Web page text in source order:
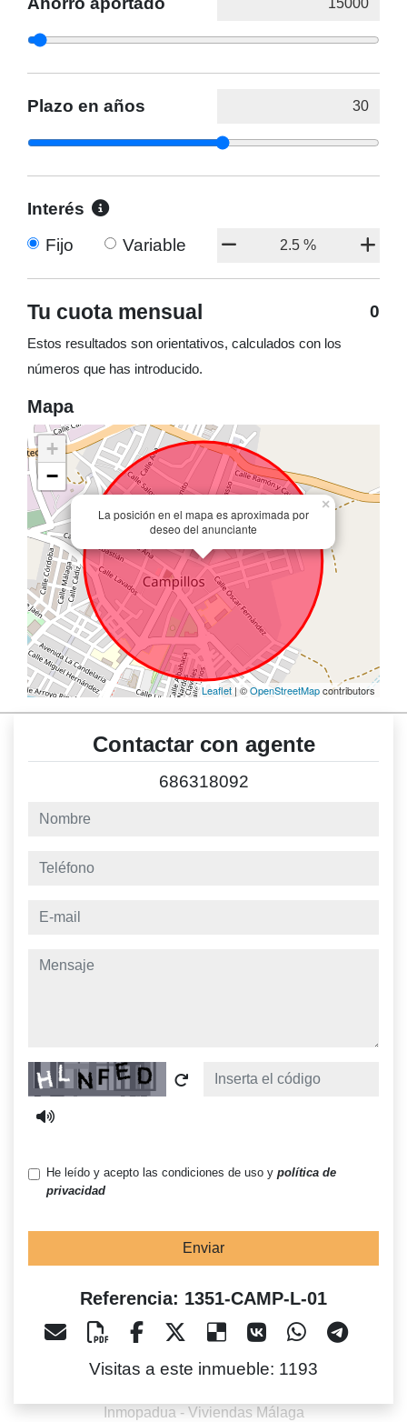
Plazo en años
Interés
Fijo
Variable
Tu cuota mensual 0
Estos resultados son orientativos, calculados con los
números que has introducido.
Mapa
La posición en el mapa es aproximada por
deseo del anunciante
×
+
−
Leaflet | ©OpenStreetMapcontributors
Contactar con agente
686318092
nombre
teléfono
e-mail
mensaje
Captcha
He leído y acepto las condiciones de uso y política de
privacidad
Enviar
Referencia: 1351-CAMP-L-01
Visitas a este inmueble: 1193
Inmopadua - Viviendas Málaga